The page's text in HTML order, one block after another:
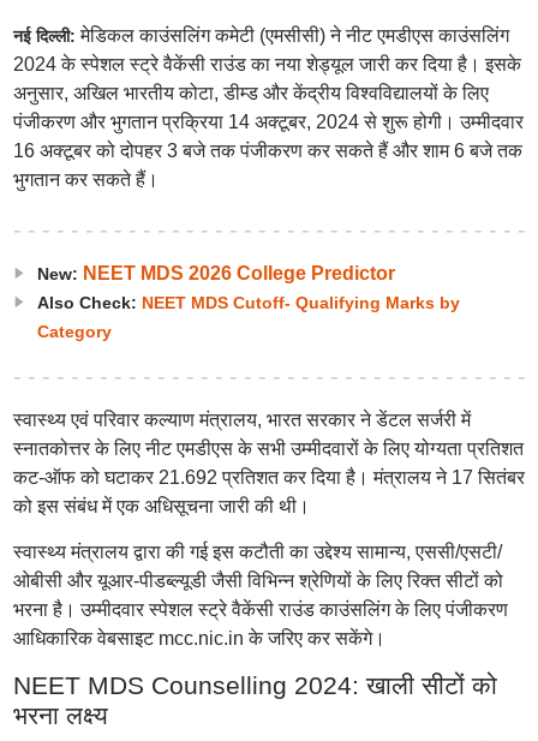
नई दिल्ली: मेडिकल काउंसलिंग कमेटी (एमसीसी) ने नीट एमडीएस काउंसलिंग
2024 के स्पेशल स्ट्रे वैकेंसी राउंड का नया शेड्यूल जारी कर दिया है। इसके
अनुसार, अखिल भारतीय कोटा, डीम्ड और केंद्रीय विश्वविद्यालयों के लिए
पंजीकरण और भुगतान प्रक्रिया 14 अक्टूबर, 2024 से शुरू होगी। उम्मीदवार
16 अक्टूबर को दोपहर 3 बजे तक पंजीकरण कर सकते हैं और शाम 6 बजे तक
भुगतान कर सकते हैं।
New: NEET MDS 2026 College Predictor
Also Check: NEET MDS Cutoff- Qualifying Marks by
Category
स्वास्थ्य एवं परिवार कल्याण मंत्रालय, भारत सरकार ने डेंटल सर्जरी में
स्नातकोत्तर के लिए नीट एमडीएस के सभी उम्मीदवारों के लिए योग्यता प्रतिशत
कट-ऑफ को घटाकर 21.692 प्रतिशत कर दिया है। मंत्रालय ने 17 सितंबर
को इस संबंध में एक अधिसूचना जारी की थी।
स्वास्थ्य मंत्रालय द्वारा की गई इस कटौती का उद्देश्य सामान्य, एससी/एसटी/
ओबीसी और यूआर-पीडब्ल्यूडी जैसी विभिन्न श्रेणियों के लिए रिक्त सीटों को
भरना है। उम्मीदवार स्पेशल स्ट्रे वैकेंसी राउंड काउंसलिंग के लिए पंजीकरण
आधिकारिक वेबसाइट mcc.nic.in के जरिए कर सकेंगे।
NEET MDS Counselling 2024: खाली सीटों को
भरना लक्ष्य